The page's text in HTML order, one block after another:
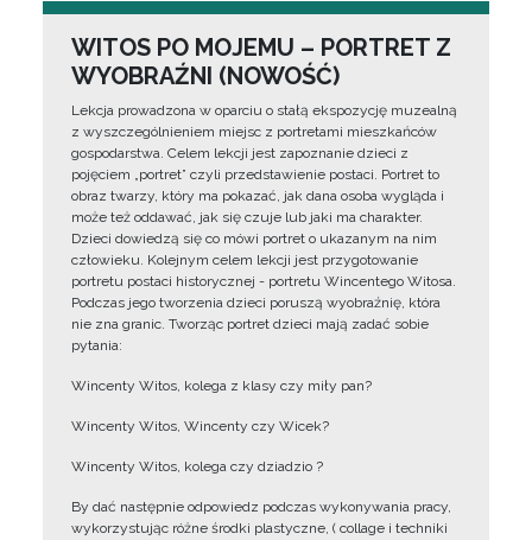
WITOS PO MOJEMU – PORTRET Z
WYOBRAŹNI (NOWOŚĆ)
Lekcja prowadzona w oparciu o stałą ekspozycję muzealną
z wyszczególnieniem miejsc z portretami mieszkańców
gospodarstwa. Celem lekcji jest zapoznanie dzieci z
pojęciem „portret” czyli przedstawienie postaci. Portret to
obraz twarzy, który ma pokazać, jak dana osoba wygląda i
może też oddawać, jak się czuje lub jaki ma charakter.
Dzieci dowiedzą się co mówi portret o ukazanym na nim
człowieku. Kolejnym celem lekcji jest przygotowanie
portretu postaci historycznej - portretu Wincentego Witosa.
Podczas jego tworzenia dzieci poruszą wyobraźnię, która
nie zna granic. Tworząc portret dzieci mają zadać sobie
pytania:
Wincenty Witos, kolega z klasy czy miły pan?
Wincenty Witos, Wincenty czy Wicek?
Wincenty Witos, kolega czy dziadzio ?
By dać następnie odpowiedz podczas wykonywania pracy,
wykorzystując różne środki plastyczne, ( collage i techniki